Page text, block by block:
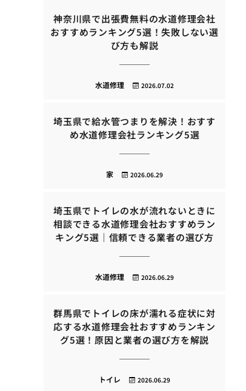
神奈川県で出張費無料の水道修理会社
おすすめランキング5選！失敗しない選
び方も解説
2026.07.02
水道修理
埼玉県で給水管つまりを解決！おすす
め水道修理会社ランキング5選
2026.06.29
家
埼玉県でトイレの水が流れないときに
相談できる水道修理会社おすすめラン
キング5選｜信頼できる業者の選び方
2026.06.29
水道修理
群馬県でトイレの床が濡れる症状に対
応する水道修理会社おすすめランキン
グ5選！原因と業者の選び方を解説
2026.06.29
トイレ